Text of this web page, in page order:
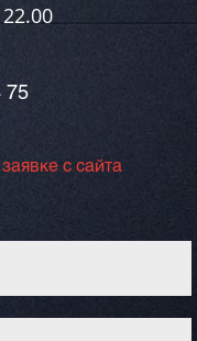
75
с сайта